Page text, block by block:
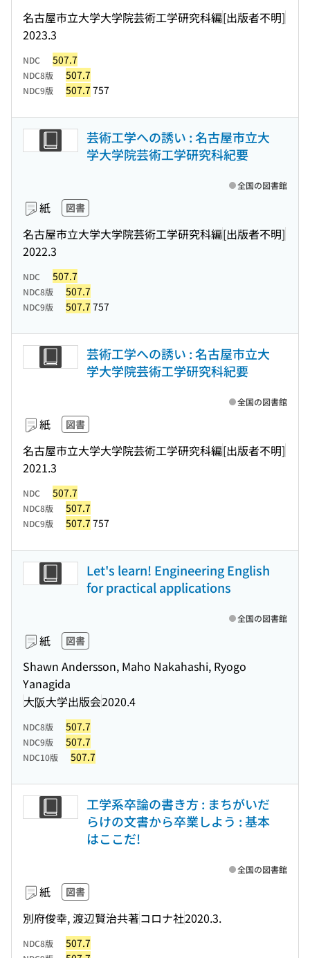
名古屋市立大学大学院芸術工学研究科編[出版者不明]
2023.3
NDC 507.7
NDC8版 507.7
NDC9版 507.7 757
芸術工学への誘い : 名古屋市立大
学大学院芸術工学研究科紀要
紙 図書
名古屋市立大学大学院芸術工学研究科編[出版者不明]
2022.3
全国の図書館
NDC 507.7
NDC8版 507.7
NDC9版 507.7 757
芸術工学への誘い : 名古屋市立大
学大学院芸術工学研究科紀要
紙 図書
名古屋市立大学大学院芸術工学研究科編[出版者不明]
2021.3
全国の図書館
NDC 507.7
NDC8版 507.7
NDC9版 507.7 757
Let's learn! Engineering English
for practical applications
紙 図書
Shawn Andersson, Maho Nakahashi, Ryogo
Yanagida
大阪大学出版会2020.4
全国の図書館
NDC8版 507.7
NDC9版 507.7
NDC10版 507.7
工学系卒論の書き方 : まちがいだ
らけの文書から卒業しよう : 基本
はここだ!
紙 図書
別府俊幸, 渡辺賢治共著コロナ社2020.3.
全国の図書館
NDC8版 507.7